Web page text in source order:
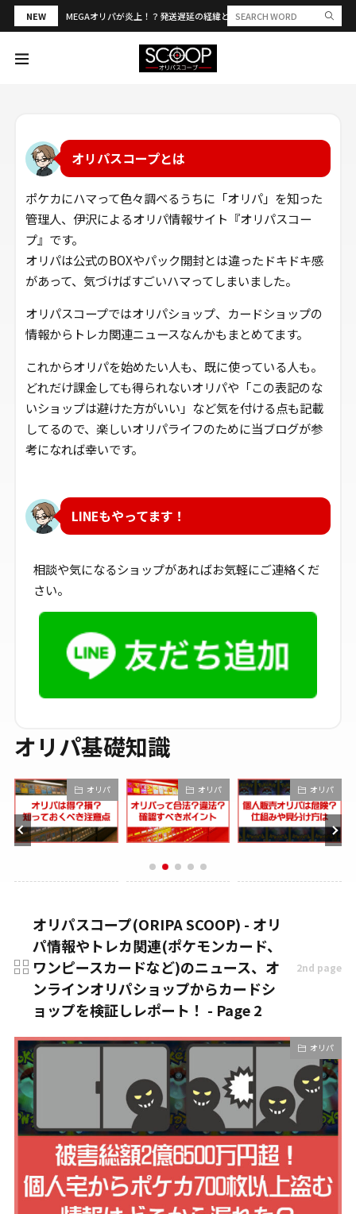
NEW MEGAオリパが炎上！？発送遅延の経緯と評判・当選報告を解説
オリパスコープとは
ポケカにハマって色々調べるうちに「オリパ」を知った
管理人、伊沢によるオリパ情報サイト『オリパスコー
プ』です。
オリパは公式のBOXやパック開封とは違ったドキドキ感
があって、気づけばすごいハマってしまいました。
オリパスコープではオリパショップ、カードショップの
情報からトレカ関連ニュースなんかもまとめてます。
これからオリパを始めたい人も、既に使っている人も。
どれだけ課金しても得られないオリパや「この表記のな
いショップは避けた方がいい」など気を付ける点も記載
してるので、楽しいオリパライフのために当ブログが参
考になれば幸いです。
LINEもやってます！
相談や気になるショップがあればお気軽にご連絡くだ
さい。
オリパ基礎知識
オリパ オリパ オリパ
オリパスコープ(ORIPA SCOOP) - オリ
パ情報やトレカ関連(ポケモンカード、
ワンピースカードなど)のニュース、オ
ンラインオリパショップからカードシ
ョップを検証しレポート！ - Page 2
2nd page
オリパ